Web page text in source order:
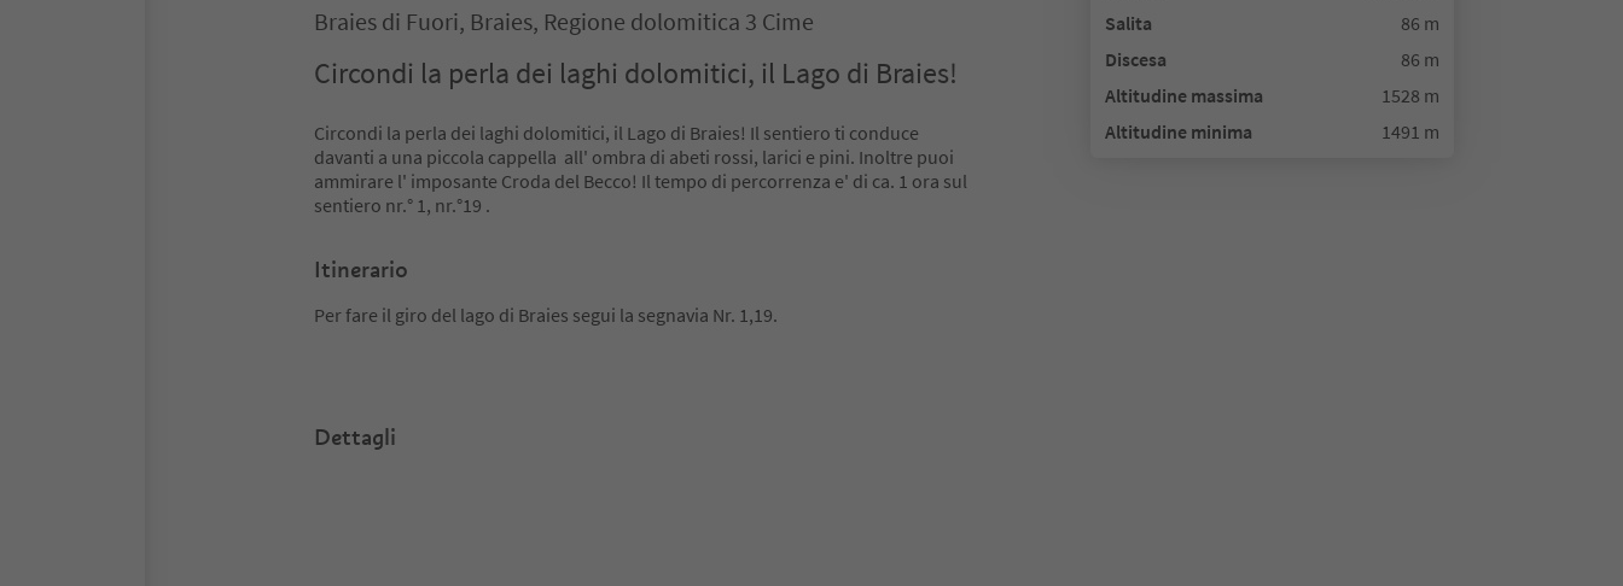
Braies di Fuori, Braies, Regione dolomitica 3 Cime
Circondi la perla dei laghi dolomitici, il Lago di Braies!
Circondi la perla dei laghi dolomitici, il Lago di Braies! Il sentiero ti conduce
davanti a una piccola cappella all' ombra di abeti rossi, larici e pini. Inoltre puoi
ammirare l' imposante Croda del Becco! Il tempo di percorrenza e' di ca. 1 ora sul
sentiero nr.° 1, nr.°19 .
Itinerario
Per fare il giro del lago di Braies segui la segnavia Nr. 1,19.
Salita
86 m
Discesa
86 m
Altitudine massima
1528 m
Altitudine minima
1491 m
Dettagli